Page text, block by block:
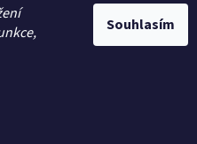
Souhlasím